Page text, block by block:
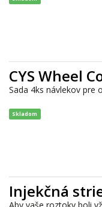
CYS Wheel
Sada 4ks návlekov pre
Skladom
Injekčná